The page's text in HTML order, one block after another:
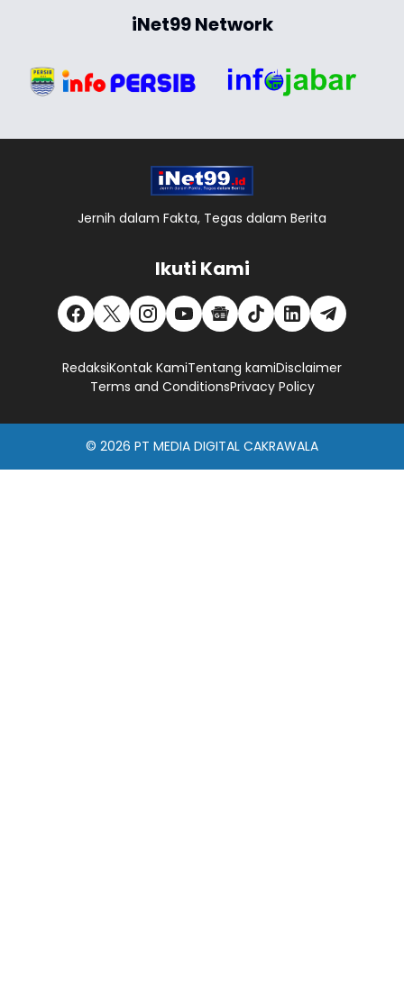
iNet99 Network
Jernih dalam Fakta, Tegas dalam Berita
Ikuti Kami
RedaksiKontak KamiTentang kamiDisclaimer
Terms and ConditionsPrivacy Policy
© 2026 PT MEDIA DIGITAL CAKRAWALA